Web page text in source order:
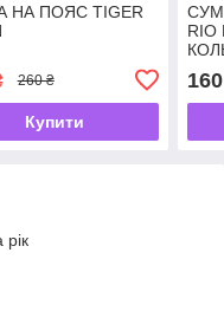
НА ПОЯС TIGER
260 ₴
Купити
RIO
160
рік